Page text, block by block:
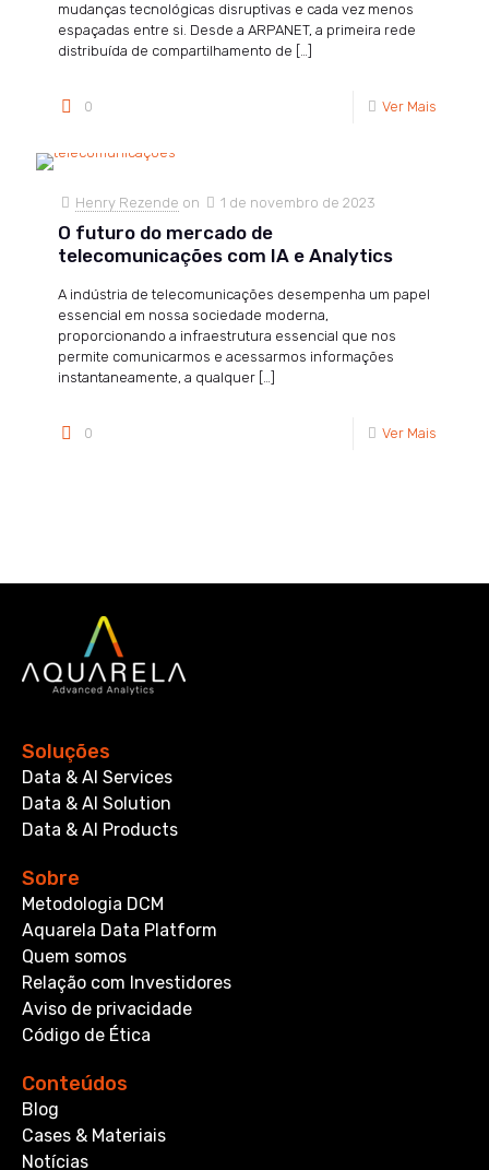
mudanças tecnológicas disruptivas e cada vez menos
espaçadas entre si. Desde a ARPANET, a primeira rede
distribuída de compartilhamento de […]
0 Ver Mais
Henry Rezende on 1 de novembro de 2023
O futuro do mercado de
telecomunicações com IA e Analytics
A indústria de telecomunicações desempenha um papel
essencial em nossa sociedade moderna,
proporcionando a infraestrutura essencial que nos
permite comunicarmos e acessarmos informações
instantaneamente, a qualquer […]
0 Ver Mais
Soluções
Data & AI Services
Data & AI Solution
Data & AI Products
Sobre
Metodologia DCM
Aquarela Data Platform
Quem somos
Relação com Investidores
Aviso de privacidade
Código de Ética
Conteúdos
Blog
Cases & Materiais
Notícias